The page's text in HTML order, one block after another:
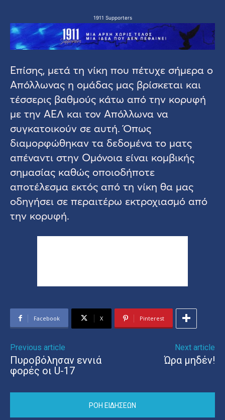
1911 Supporters
Επίσης, μετά τη νίκη που πέτυχε σήμερα ο
Απόλλωνας η ομάδας μας βρίσκεται και
τέσσερις βαθμούς κάτω από την κορυφή
με την ΑΕΛ και τον Απόλλωνα να
συγκατοικούν σε αυτή. Όπως
διαμορφώθηκαν τα δεδομένα το ματς
απέναντι στην Ομόνοια είναι κομβικής
σημασίας καθώς οποιοδήποτε
αποτέλεσμα εκτός από τη νίκη θα μας
οδηγήσει σε περαιτέρω εκτροχιασμό από
την κορυφή.
Facebook X Pinterest
Previous article
Πυροβόλησαν εννιά
φορές οι U-17
Next article
Ώρα μηδέν!
ΡΟΗ ΕΙΔΗΣΕΩΝ